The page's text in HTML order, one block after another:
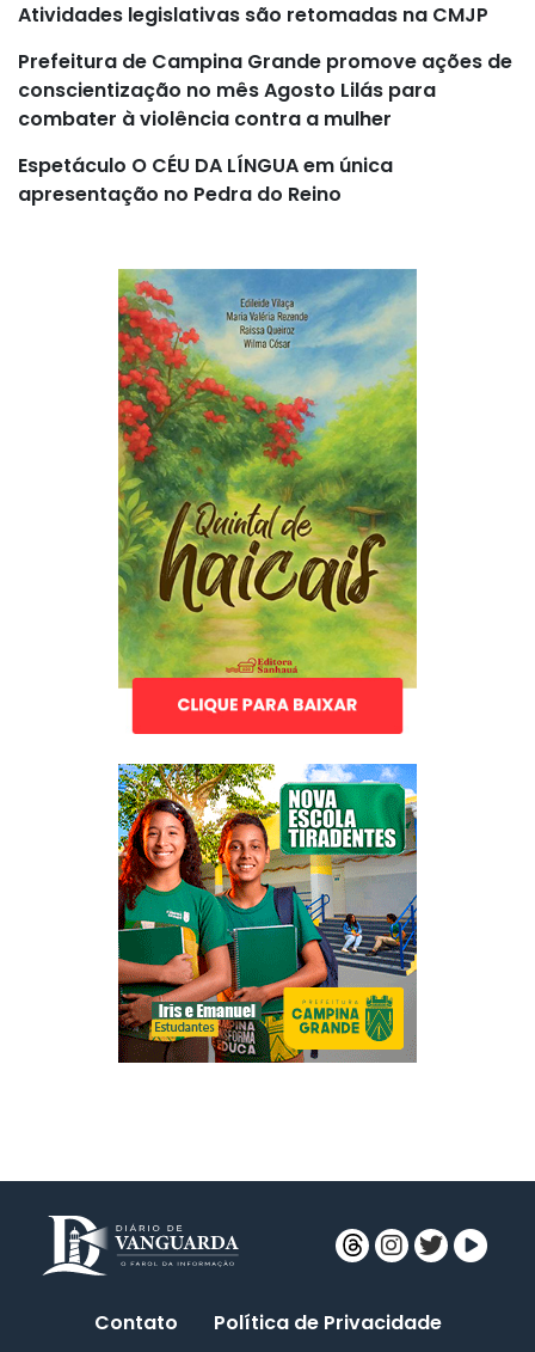
Atividades legislativas são retomadas na CMJP
Prefeitura de Campina Grande promove ações de
conscientização no mês Agosto Lilás para
combater à violência contra a mulher
Espetáculo O CÉU DA LÍNGUA em única
apresentação no Pedra do Reino
Contato Política de Privacidade